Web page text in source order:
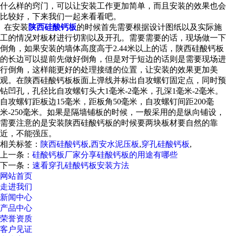
什么样的窍门，可以让安装工作更加简单，而且安装的效果也会
比较好，下来我们一起来看看吧。
在安装陕西硅酸钙板的时候首先需要根据设计图纸以及实际施
工的情况对板材进行切割以及开孔。需要需要的话，现场做一下
倒角，如果安装的墙体高度高于2.44米以上的话，陕西硅酸钙板
的长边可以提前先做好倒角，但是对于短边的话则是需要现场进
行倒角，这样能更好的处理接缝的位置，让安装的效果更加美
观。在陕西硅酸钙板板面上弹线并标出自攻螺钉固定点，同时预
钻凹孔，孔径比自攻螺钉头大1毫米-2毫米，孔深1毫米-2毫米。
自攻螺钉距板边15毫米，距板角50毫米，自攻螺钉间距200毫
米-250毫米。如果是隔墙铺板的时候，一般采用的是纵向铺设，
需要注意的是安装陕西硅酸钙板的时候要两块板材要自然的靠
近，不能强压。
相关标签： 陕西硅酸钙板,西安水泥压板,穿孔硅酸钙板,
上一条： 硅酸钙板厂家分享硅酸钙板的用途有哪些
下一条： 速看穿孔硅酸钙板安装方法
网站首页
走进我们
新闻中心
产品中心
荣誉资质
客户见证